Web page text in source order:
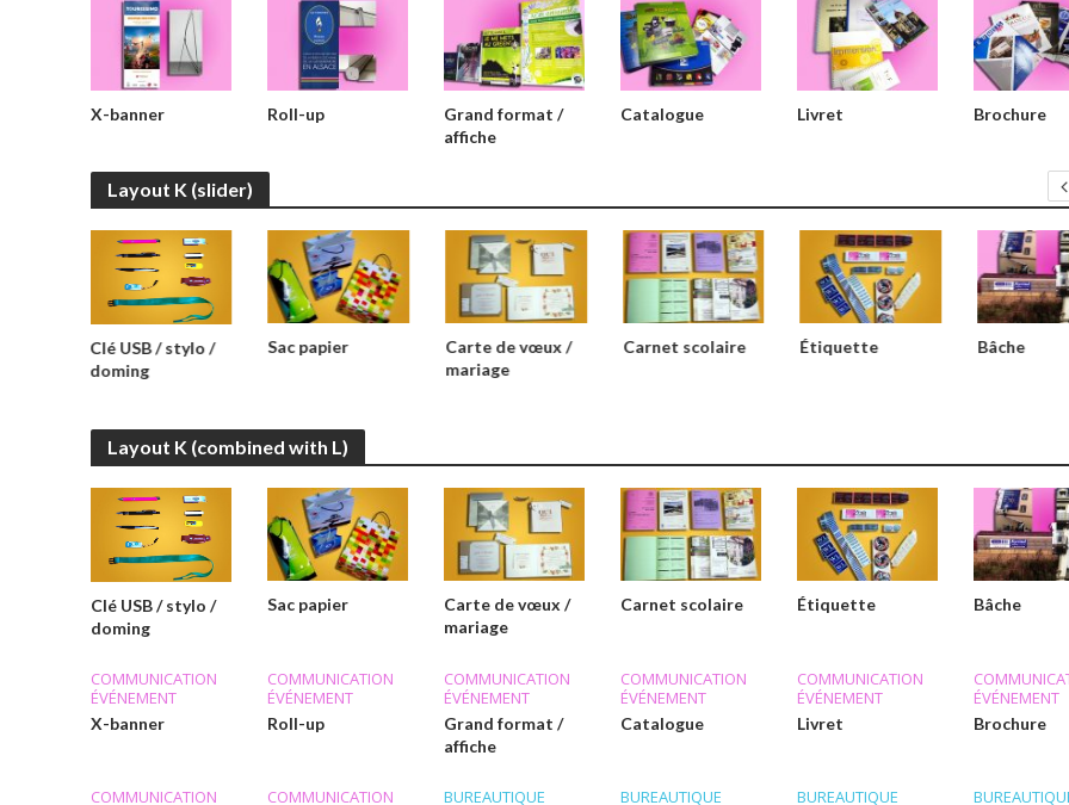
X-banner Roll-up
Grand format /
affiche
Catalogue Livret Brochure
Layout K (slider)
Clé USB / stylo /
doming
Sac papier
Carte de vœux /
mariage
Carnet scolaire Étiquette Bâche
Layout K (combined with L)
Clé USB / stylo /
doming
Sac papier
Carte de vœux /
mariage
Carnet scolaire Étiquette Bâche
COMMUNICATION
ÉVÉNEMENT
X-banner
COMMUNICATION
ÉVÉNEMENT
Roll-up
COMMUNICATION
ÉVÉNEMENT
Grand format /
affiche
COMMUNICATION
ÉVÉNEMENT
Catalogue
COMMUNICATION
ÉVÉNEMENT
Livret
ÉVÉNEMENT
Brochure
COMMUNICATION
COMMUNICATION
BUREAUTIQUE
BUREAUTIQUE
BUREAUTIQUE